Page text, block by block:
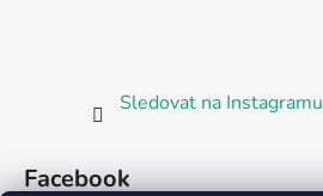
Sledovat na Instagramu
Facebook